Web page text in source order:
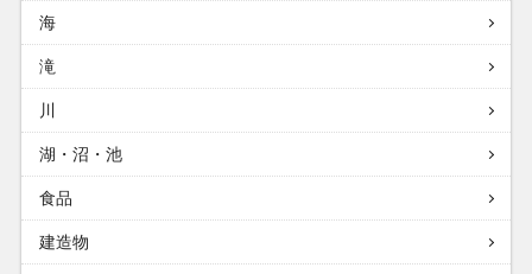
海
滝
川
湖・沼・池
食品
建造物